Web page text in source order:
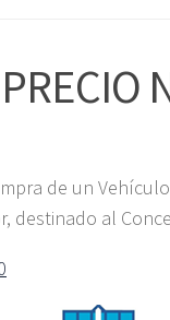
de un
destinado al